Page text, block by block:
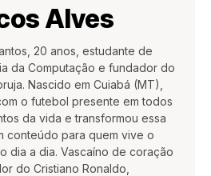
Alves
20 anos, estudante de
da Computação e fundador do
Nascido em Cuiabá (MT),
o futebol presente em todos
da vida e transformou essa
conteúdo para quem vive o
dia a dia. Vascaíno de coração
do Cristiano Ronaldo,